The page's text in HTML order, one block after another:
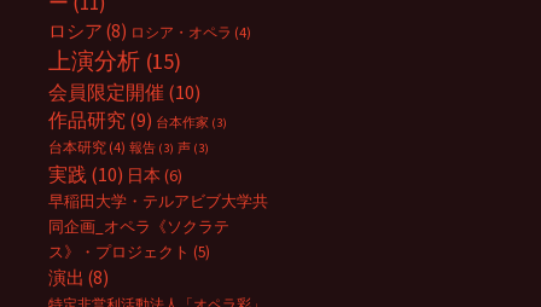
ロシア (8) ロシア・オペラ (4)
上演分析 (15)
会員限定開催 (10)
作品研究 (9) 台本作家 (3)
台本研究 (4) 報告 (3) 声 (3)
実践 (10) 日本 (6)
早稲田大学・テルアビブ大学共
同企画_オペラ《ソクラテ
ス》・プロジェクト (5)
演出 (8)